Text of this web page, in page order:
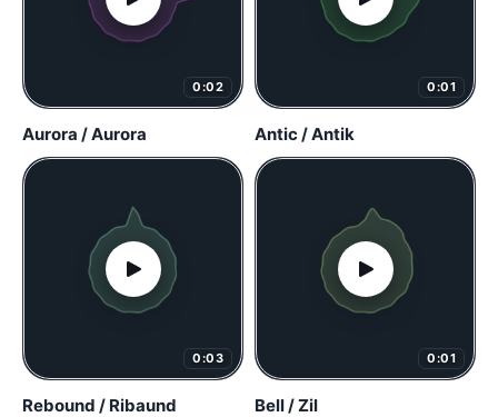
0:02
Aurora / Aurora
0:01
Antic / Antik
0:03
Rebound / Ribaund
0:01
Bell / Zil